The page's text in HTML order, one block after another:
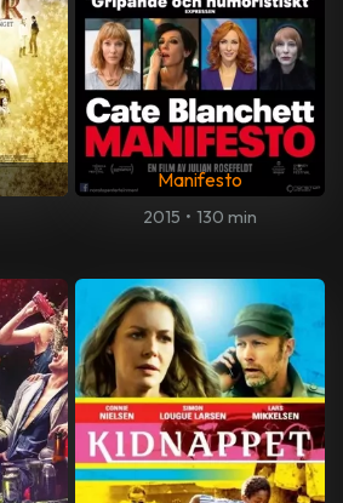
Manifesto
2015 • 130 min